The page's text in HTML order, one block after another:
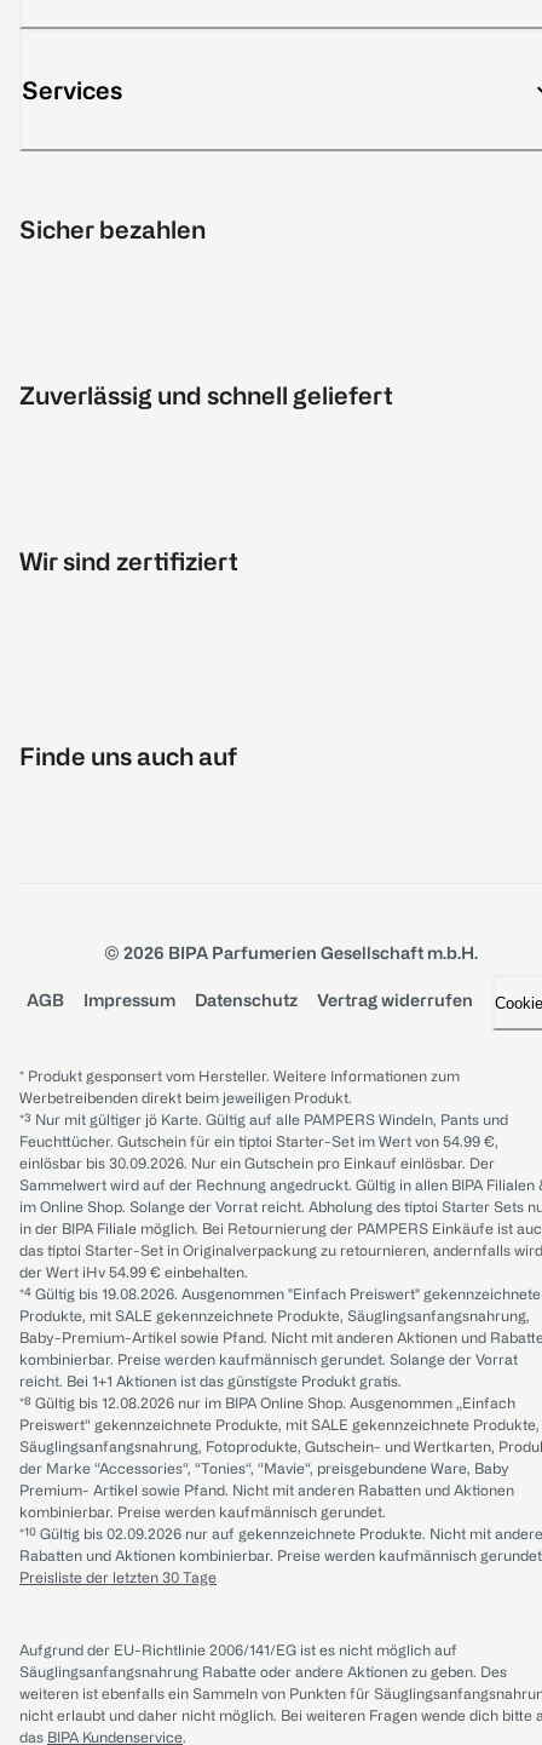
Services
Sicher bezahlen
Zuverlässig und schnell geliefert
Wir sind zertifiziert
Finde uns auch auf
© 2026 BIPA Parfumerien Gesellschaft m.b.H.
AGB Impressum Datenschutz Vertrag widerrufen
* Produkt gesponsert vom Hersteller. Weitere Informationen zum
Werbetreibenden direkt beim jeweiligen Produkt.
*³ Nur mit gültiger jö Karte. Gültig auf alle PAMPERS Windeln, Pants und
Feuchttücher. Gutschein für ein tiptoi Starter-Set im Wert von 54.99 €,
einlösbar bis 30.09.2026. Nur ein Gutschein pro Einkauf einlösbar. Der
Sammelwert wird auf der Rechnung angedruckt. Gültig in allen BIPA Filialen
im Online Shop. Solange der Vorrat reicht. Abholung des tiptoi Starter Sets
in der BIPA Filiale möglich. Bei Retournierung der PAMPERS Einkäufe ist
das tiptoi Starter-Set in Originalverpackung zu retournieren, andernfalls wird
der Wert iHv 54.99 € einbehalten.
*⁴ Gültig bis 19.08.2026. Ausgenommen "Einfach Preiswert" gekennzeichnete
Produkte, mit SALE gekennzeichnete Produkte, Säuglingsanfangsnahrung,
Baby-Premium-Artikel sowie Pfand. Nicht mit anderen Aktionen und
kombinierbar. Preise werden kaufmännisch gerundet. Solange der Vorrat
reicht. Bei 1+1 Aktionen ist das günstigste Produkt gratis.
*⁸ Gültig bis 12.08.2026 nur im BIPA Online Shop. Ausgenommen „Einfach
Preiswert“ gekennzeichnete Produkte, mit SALE gekennzeichnete Produkte,
Säuglingsanfangsnahrung, Fotoprodukte, Gutschein- und Wertkarten,
der Marke “Accessories“, “Tonies“, “Mavie“, preisgebundene Ware, Baby
Premium- Artikel sowie Pfand. Nicht mit anderen Rabatten und Aktionen
kombinierbar. Preise werden kaufmännisch gerundet.
*¹⁰ Gültig bis 02.09.2026 nur auf gekennzeichnete Produkte. Nicht mit
Rabatten und Aktionen kombinierbar. Preise werden kaufmännisch
Preisliste der letzten 30 Tage
Aufgrund der EU-Richtlinie 2006/141/EG ist es nicht möglich auf
Säuglingsanfangsnahrung Rabatte oder andere Aktionen zu geben. Des
weiteren ist ebenfalls ein Sammeln von Punkten für
nicht erlaubt und daher nicht möglich. Bei weiteren Fragen wende dich bitte
das BIPA Kundenservice.